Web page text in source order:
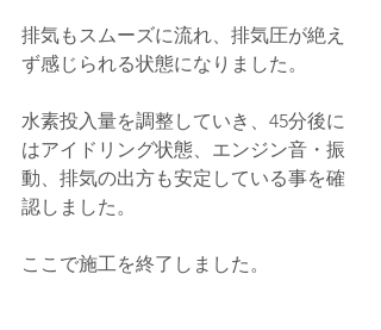
排気もスムーズに流れ、排気圧が絶え
ず感じられる状態になりました。
水素投入量を調整していき、45分後に
はアイドリング状態、エンジン音・振
動、排気の出方も安定している事を確
認しました。
ここで施工を終了しました。